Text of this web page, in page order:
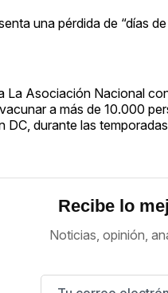
una pérdida de “días
La Asociación Nacional
a más de 10.000
DC, durante las
Recibe lo
Noticias, opinión,